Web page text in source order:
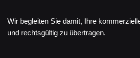
Wir begleiten Sie damit, Ihre
und rechtsgültig zu übertragen.